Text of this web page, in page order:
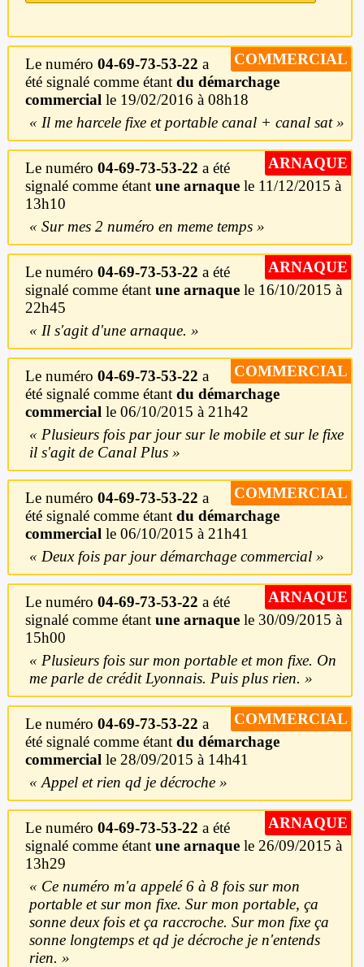
COMMERCIAL
Le numéro 04-69-73-53-22 a
été signalé comme étant du démarchage
commercial le 19/02/2016 à 08h18
Il me harcele fixe et portable canal + canal sat
ARNAQUE
Le numéro 04-69-73-53-22 a été
signalé comme étant une arnaquele 11/12/2015 à
13h10
Sur mes 2 numéro en meme temps
ARNAQUE
Le numéro 04-69-73-53-22 a été
signalé comme étant une arnaquele 16/10/2015 à
22h45
Il s'agit d'une arnaque.
COMMERCIAL
Le numéro 04-69-73-53-22 a
été signalé comme étant du démarchage
commercial le 06/10/2015 à 21h42
Plusieurs fois par jour sur le mobile et sur le fixe
il s'agit de Canal Plus
COMMERCIAL
Le numéro 04-69-73-53-22 a
été signalé comme étant du démarchage
commercial le 06/10/2015 à 21h41
Deux fois par jour démarchage commercial
ARNAQUE
Le numéro 04-69-73-53-22 a été
signalé comme étant une arnaquele 30/09/2015 à
15h00
Plusieurs fois sur mon portable et mon fixe. On
me parle de crédit Lyonnais. Puis plus rien.
COMMERCIAL
Le numéro 04-69-73-53-22 a
été signalé comme étant du démarchage
commercial le 28/09/2015 à 14h41
Appel et rien qd je décroche
ARNAQUE
Le numéro 04-69-73-53-22 a été
signalé comme étant une arnaquele 26/09/2015 à
13h29
Ce numéro m'a appelé 6 à 8 fois sur mon
portable et sur mon fixe. Sur mon portable, ça
sonne deux fois et ça raccroche. Sur mon fixe ça
sonne longtemps et qd je décroche je n'entends
rien.